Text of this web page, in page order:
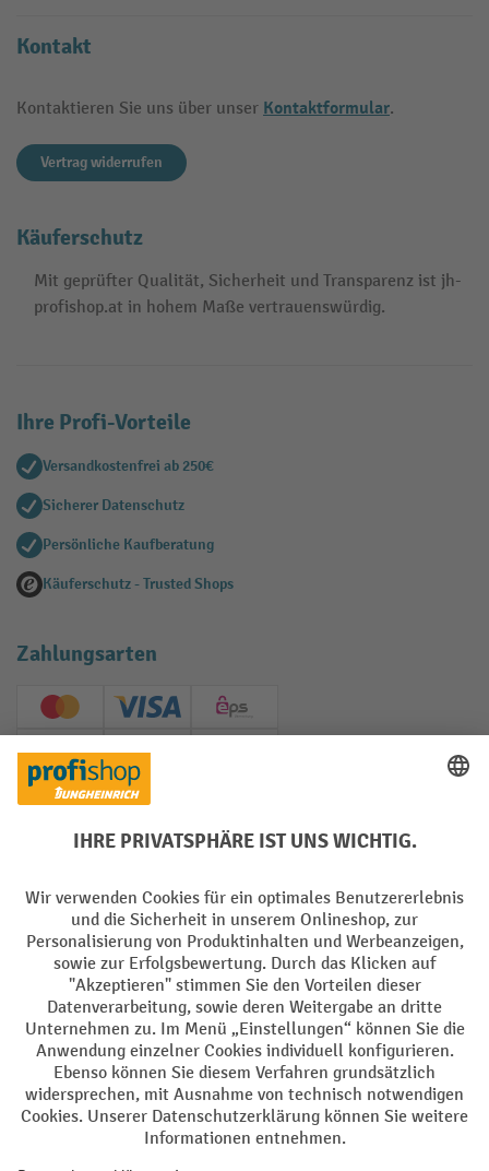
Kontakt
Kontaktieren Sie uns über unser Kontaktformular.
Vertrag widerrufen
Käuferschutz
Mit geprüfter Qualität, Sicherheit und Transparenz ist jh-
profishop.at in hohem Maße vertrauenswürdig.
Ihre Profi-Vorteile
Versandkostenfrei ab 250€
Sicherer Datenschutz
Persönliche Kaufberatung
Käuferschutz - Trusted Shops
Zahlungsarten
Creditcard (Master)Creditcard (Visa)
EPS
PayPal
Soziale Netzwerke
Impressum Datenschutz
Barrierefreiheit Privacy Settings
Alle Preise exkl. gesetzl. Mehrwertsteuer zzgl.Versandkostenund ggf.
Nachnahmegebühren, wenn nicht anders angegeben.
¹ Der Rabatt gilt so lange der Vorrat reicht. Der Rabatt gilt nicht auf